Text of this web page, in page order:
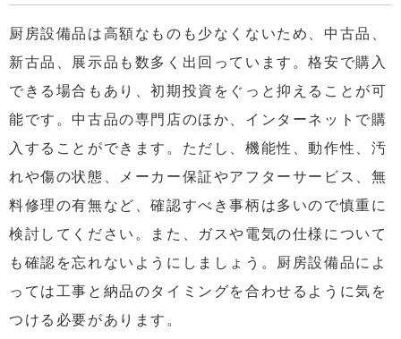
厨房設備品は高額なものも少なくないため、中古品、
新古品、展示品も数多く出回っています。格安で購入
できる場合もあり、初期投資をぐっと抑えることが可
能です。中古品の専門店のほか、インターネットで購
入することができます。ただし、機能性、動作性、汚
れや傷の状態、メーカー保証やアフターサービス、無
料修理の有無など、確認すべき事柄は多いので慎重に
検討してください。また、ガスや電気の仕様について
も確認を忘れないようにしましょう。厨房設備品によ
っては工事と納品のタイミングを合わせるように気を
つける必要があります。